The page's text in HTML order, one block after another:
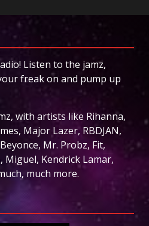
Listen to the jamz,
freak on and pump up
with artists like Rihanna,
Major Lazer, RBDJAN,
Mr. Probz, Fit,
Miguel, Kendrick Lamar,
much more.